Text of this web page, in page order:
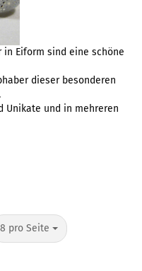
Eiform sind eine schöne
dieser besonderen
Unikate und in mehreren
8 pro Seite
pro Seite